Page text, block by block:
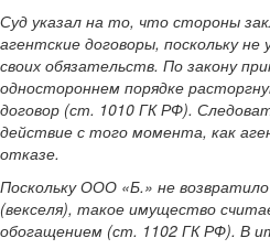
Суд указал на то, что стороны
агентские договоры, поскольку не
своих обязательств. По закону
одностороннем порядке
договор (ст. 1010 ГК РФ).
действие с того момента, как
отказе.
Поскольку ООО «Б.» не
(векселя), такое имущество
обогащением (ст. 1102 ГК РФ). В